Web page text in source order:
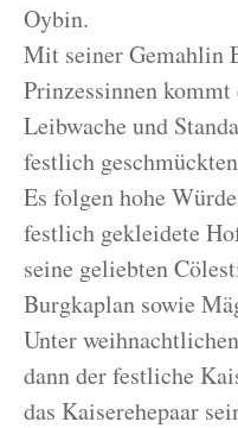
Oybin.
Mit seiner Gemahlin
Prinzessinnen
Leibwache und
festlich
Es folgen hohe
festlich gekleidete
seine geliebten
Burgkaplan sowie
Unter
dann der festliche
das Kaiserehepaar